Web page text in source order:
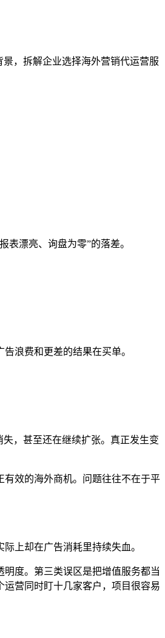
，拆解企业选择海外营销代运营服
漂亮、询盘为零”的落差。
浪费和更差的结果在买单。
失，甚至还在继续扩张。真正发生变
效的海外商机。问题往往不在于平
上却在广告消耗里持续失血。
度。第三类误区是把增值服务都当
营同时盯十几家客户，项目很容易